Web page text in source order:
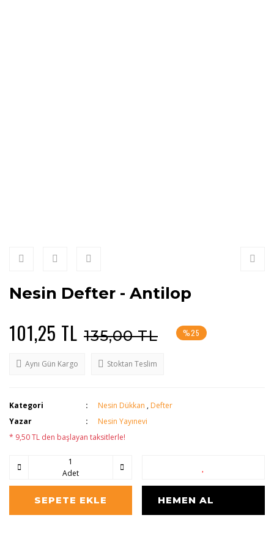
Nesin Defter - Antilop
101,25 TL 135,00 TL %25
Aynı Gün Kargo Stoktan Teslim
Kategori Nesin Dükkan , Defter
Yazar
Nesin Yayınevi
* 9,50 TL den başlayan taksitlerle!
Adet
SEPETE EKLE HEMEN AL